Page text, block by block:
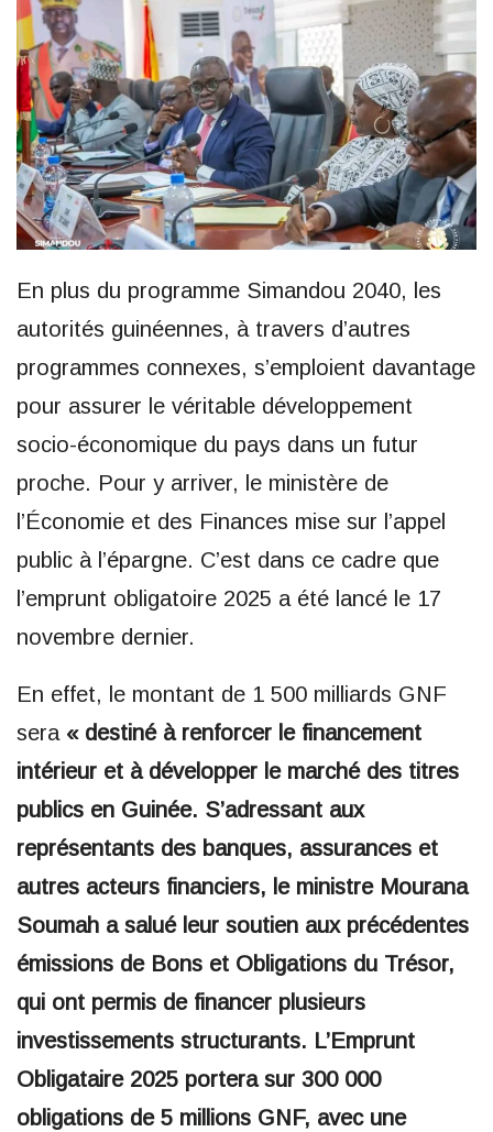
En plus du programme Simandou 2040, les
autorités guinéennes, à travers d’autres
programmes connexes, s’emploient davantage
pour assurer le véritable développement
socio-économique du pays dans un futur
proche. Pour y arriver, le ministère de
l’Économie et des Finances mise sur l’appel
public à l’épargne. C’est dans ce cadre que
l’emprunt obligatoire 2025 a été lancé le 17
novembre dernier.
En effet, le montant de 1 500 milliards GNF
sera« destiné à renforcer le financement
intérieur et à développer le marché des titres
publics en Guinée. S’adressant aux
représentants des banques, assurances et
autres acteurs financiers, le ministre Mourana
Soumah a salué leur soutien aux précédentes
émissions de Bons et Obligations du Trésor,
qui ont permis de financer plusieurs
investissements structurants. L’Emprunt
Obligataire 2025 portera sur 300 000
obligations de 5 millions GNF, avec une